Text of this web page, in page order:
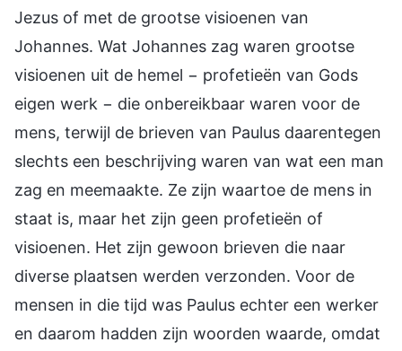
Jezus of met de grootse visioenen van
Johannes. Wat Johannes zag waren grootse
visioenen uit de hemel − profetieën van Gods
eigen werk − die onbereikbaar waren voor de
mens, terwijl de brieven van Paulus daarentegen
slechts een beschrijving waren van wat een man
zag en meemaakte. Ze zijn waartoe de mens in
staat is, maar het zijn geen profetieën of
visioenen. Het zijn gewoon brieven die naar
diverse plaatsen werden verzonden. Voor de
mensen in die tijd was Paulus echter een werker
en daarom hadden zijn woorden waarde, omdat